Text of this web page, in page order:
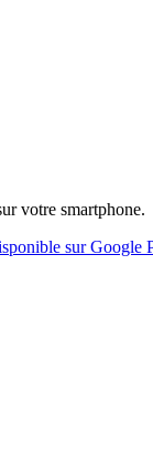
votre smartphone.